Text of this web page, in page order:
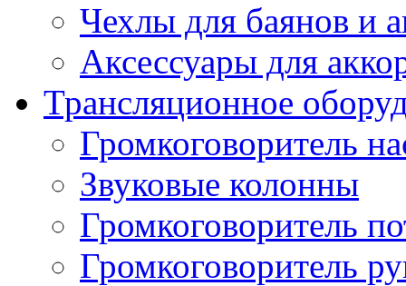
Чехлы для баянов и
Аксессуары для
Трансляционное
Громкоговоритель
Звуковые колонны
Громкоговоритель
Громкоговоритель